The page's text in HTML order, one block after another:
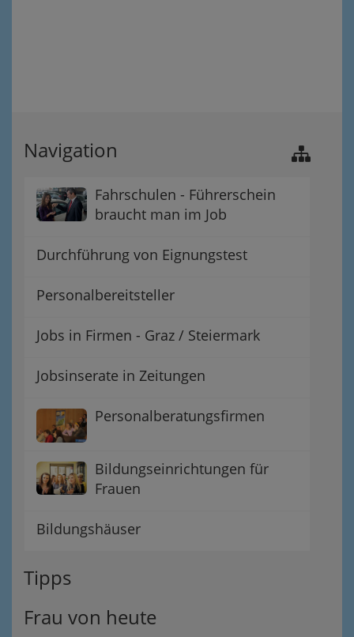
Navigation
Fahrschulen - Führerschein
braucht man im Job
Durchführung von Eignungstest
Personalbereitsteller
Jobs in Firmen - Graz / Steiermark
Jobsinserate in Zeitungen
Personalberatungsfirmen
Bildungseinrichtungen für
Frauen
Bildungshäuser
Tipps
Frau von heute